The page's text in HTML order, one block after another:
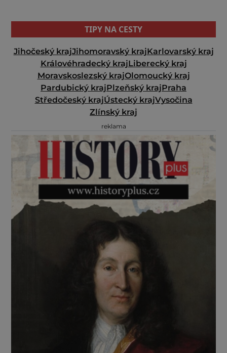
TIPY NA CESTY
Jihočeský krajJihomoravský krajKarlovarský kraj
Královéhradecký krajLiberecký kraj
Moravskoslezský krajOlomoucký kraj
Pardubický krajPlzeňský krajPraha
Středočeský krajÚstecký krajVysočina
Zlínský kraj
reklama